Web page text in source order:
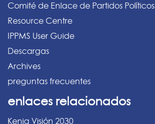
Comité de Enlace de Partidos Políticos
Resource Centre
IPPMS User Guide
Descargas
Archives
preguntas frecuentes
enlaces relacionados
Kenia Visión 2030